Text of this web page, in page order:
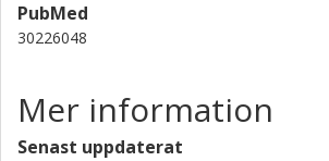
PubMed
30226048
Mer information
Senast uppdaterat